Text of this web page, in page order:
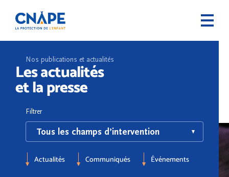
Nos publications et actualités
Les actualités
et la presse
Filtrer
Actualités Communiqués Événements